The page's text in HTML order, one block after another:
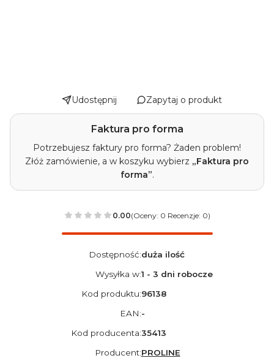
Udostępnij Zapytaj o produkt
Faktura pro forma
Potrzebujesz faktury pro forma? Żaden problem!
Złóż zamówienie, a w koszyku wybierz „Faktura pro
forma”.
0.00(Oceny: 0 Recenzje: 0)
Dostępność:duża ilość
Wysyłka w:1 - 3 dni robocze
Kod produktu:96138
EAN:-
Kod producenta:35413
Producent:PROLINE